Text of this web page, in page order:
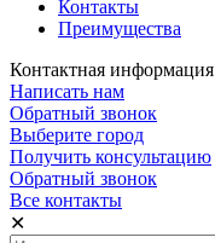
Контакты
Преимущества
Контактная информация
Написать нам
Обратный звонок
Выберите город
Получить консультацию
Обратный звонок
Все контакты
✕